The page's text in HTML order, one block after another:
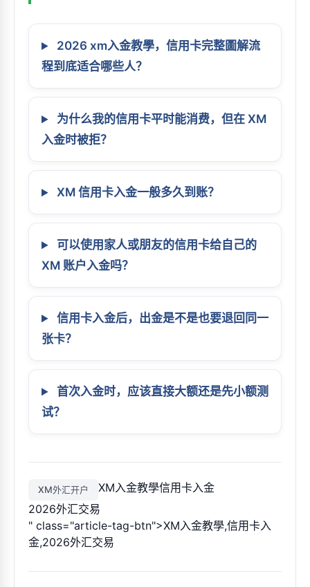
2026 xm入金教學，信用卡完整圖解流
程到底适合哪些人？
为什么我的信用卡平时能消费，但在 XM
入金时被拒？
XM 信用卡入金一般多久到账？
可以使用家人或朋友的信用卡给自己的
XM 账户入金吗？
信用卡入金后，出金是不是也要退回同一
张卡？
首次入金时，应该直接大额还是先小额测
试？
XM外汇开户 XM入金教學信用卡入金
2026外汇交易
" class="article-tag-btn">XM入金教學,信用卡入
金,2026外汇交易